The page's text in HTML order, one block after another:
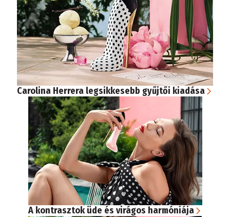
Carolina Herrera legsikkesebb gyűjtői kiadása
A kontrasztok üde és virágos harmóniája